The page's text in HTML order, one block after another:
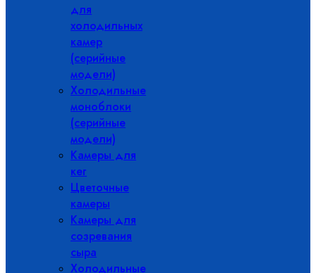
для
холодильных
камер
(серийные
модели)
Холодильные
моноблоки
(серийные
модели)
Камеры для
кег
Цветочные
камеры
Камеры для
созревания
сыра
Холодильные